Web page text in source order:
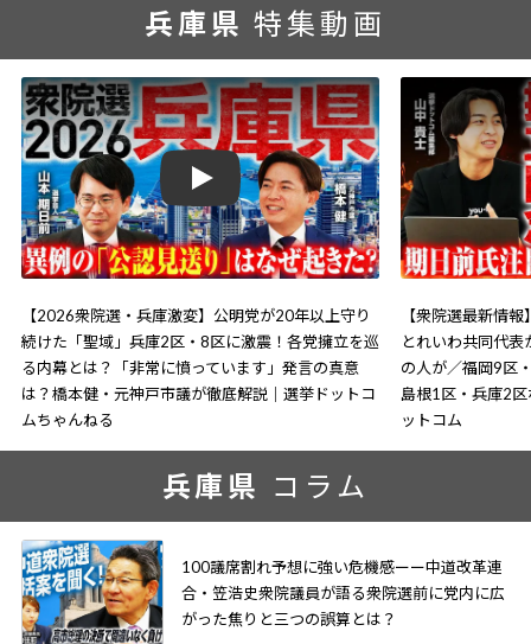
兵庫県 特集動画
Play
【2026衆院選・兵庫激変】公明党が20年以上守り
続けた「聖域」兵庫2区・8区に激震！各党擁立を巡
る内幕とは？「非常に憤っています」発言の真意
は？橋本健・元神戸市議が徹底解説｜選挙ドットコ
ムちゃんねる
【衆院選最新情
とれいわ共同代
の人が／福岡9区
島根1区・兵庫2
ットコム
兵庫県 コラム
100議席割れ予想に強い危機感ーー中道改革連
合・笠浩史衆院議員が語る衆院選前に党内に広
がった焦りと三つの誤算とは？